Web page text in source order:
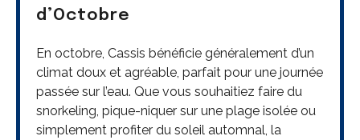
d’Octobre
En octobre, Cassis bénéficie généralement d’un
climat doux et agréable, parfait pour une journée
passée sur l’eau. Que vous souhaitiez faire du
snorkeling, pique-niquer sur une plage isolée ou
simplement profiter du soleil automnal, la